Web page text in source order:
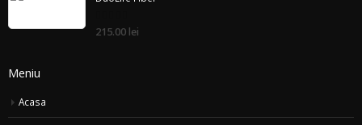
din
5
215.00 lei
Meniu
Acasa